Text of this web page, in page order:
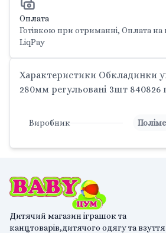
Оплата
Готівкою при отриманні, Оплата
LiqPay
Характеристики Обкладинки
280мм регульовані 3шт 840826
Виробник
Дитячий магазин іграшок та
канцтоварів,дитячого одягу та взуття